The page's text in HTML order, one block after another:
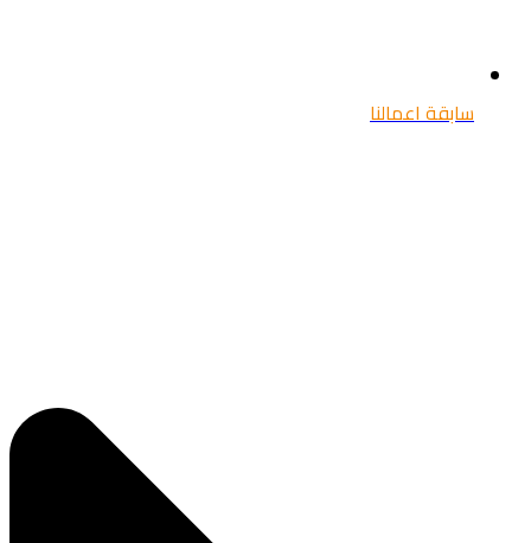
سابقة اعمالنا